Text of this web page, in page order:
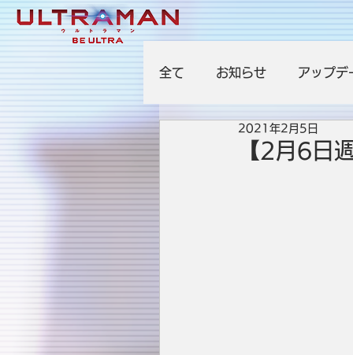
全て お知らせ アップデ
【2月6日
2021年2月5日